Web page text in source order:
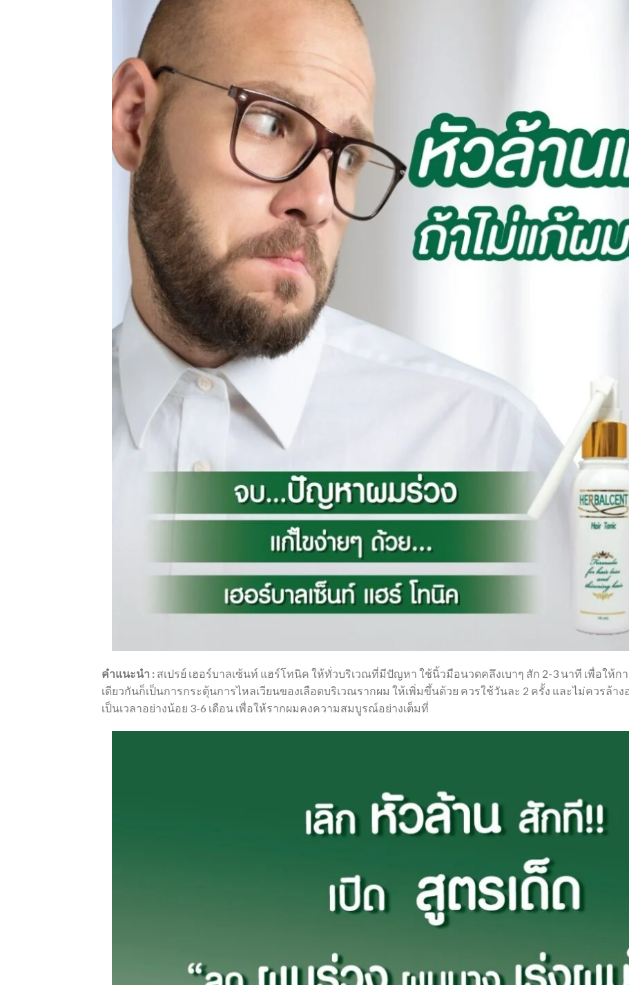
คำแนะนำ : สเปรย์ เฮอร์บาลเซ้นท์ แฮร์โทนิค ให้ทั่วบริเวณที่มีปัญหา ใช้นิ้วมือนวดคลึงเบาๆ สัก 2-3 นาที เพื่อใ
เดียวกันก็เป็นการกระตุ้นการไหลเวียนของเลือดบริเวณรากผม ให้เพิ่มขึ้นด้วย ควรใช้วันละ 2 ครั้ง และไม่ควรล้า
เป็นเวลาอย่างน้อย 3-6 เดือน เพื่อให้รากผมคงความสมบูรณ์อย่างเต็มที่